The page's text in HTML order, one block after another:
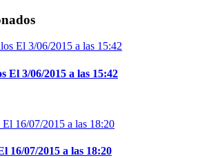
El 3/06/2015 a las 15:42
16/07/2015 a las 18:20